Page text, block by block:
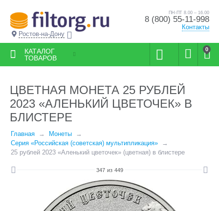
Ростов-на-Дону
ПН-ПТ 8.00 – 16.00
8 (800) 55-11-998
Контакты
0
КАТАЛОГ
ТОВАРОВ
ЦВЕТНАЯ МОНЕТА 25 РУБЛЕЙ
2023 «АЛЕНЬКИЙ ЦВЕТОЧЕК» В
БЛИСТЕРЕ
Главная
Монеты
Серия «Российская (советская) мультипликация»
25 рублей 2023 «Аленький цветочек» (цветная) в блистере
347 из 449